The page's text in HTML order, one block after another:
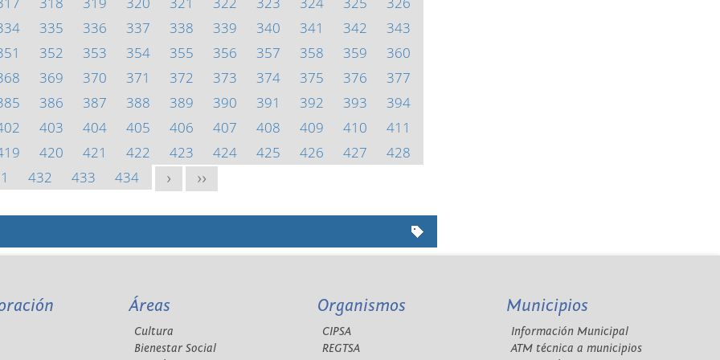
335 336 337 338 339 340 341 342
343
352 353 354 355 356 357 358 359
360
369 370 371 372 373 374 375 376
377
386 387 388 389 390 391 392 393
394
403 404 405 406 407 408 409 410
411
420 421 422 423 424 425 426 427
428
432 433 434 > >>
Áreas
Cultura
Bienestar Social
Organismos
CIPSA
REGTSA
Municipios
Información Municipal
ATM técnica a municipios